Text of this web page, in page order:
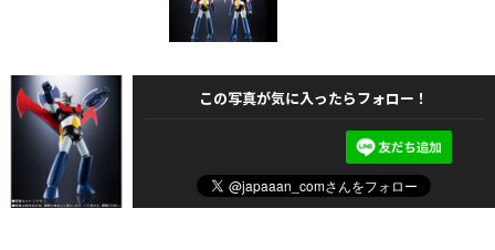
この写真が気に入ったらフォロー！